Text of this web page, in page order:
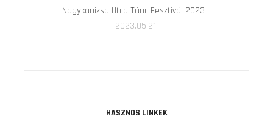
Nagykanizsa Utca Tánc Fesztivál 2023
2023.05.21.
HASZNOS LINKEK